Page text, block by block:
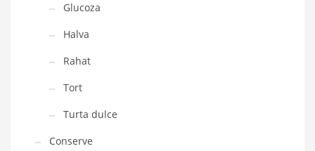
Glucoza
Halva
Rahat
Tort
Turta dulce
Conserve